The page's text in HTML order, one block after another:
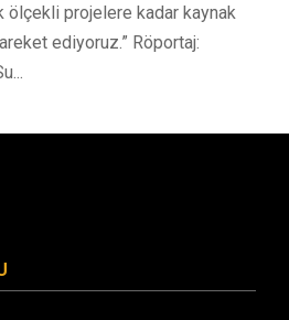
ölçekli projelere kadar kaynak
ediyoruz.” Röportaj: